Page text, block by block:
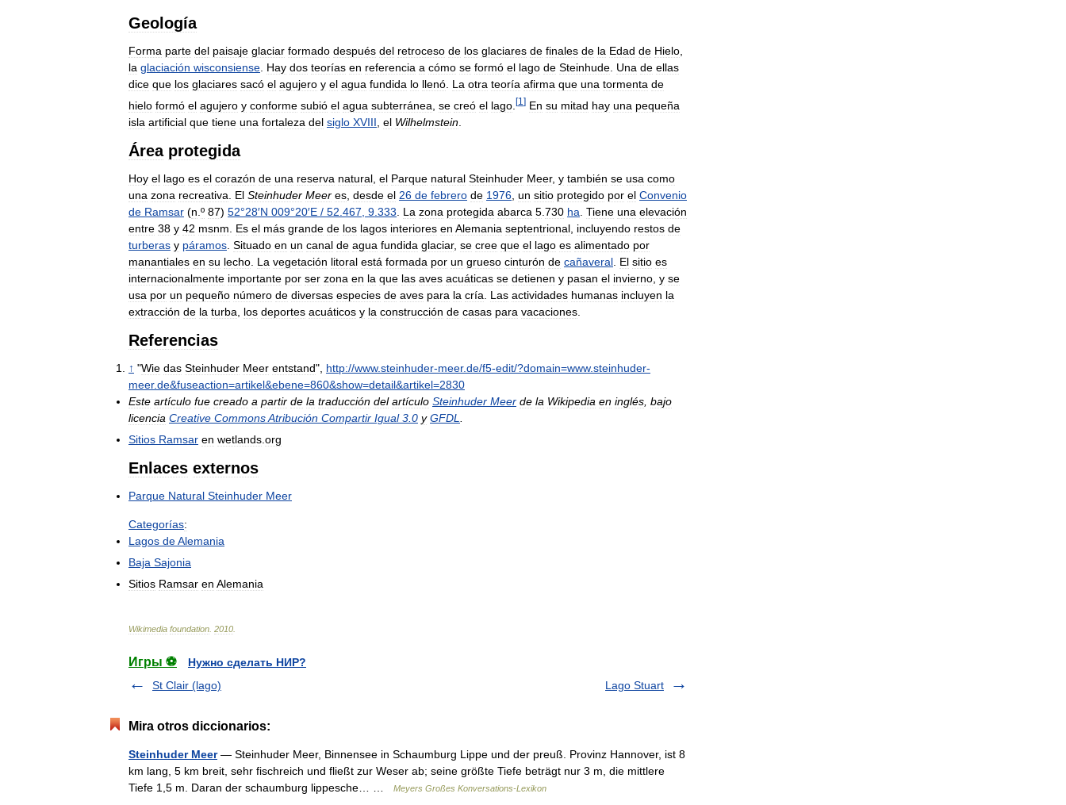
Geología
Forma parte del paisaje glaciar formado después del retroceso de los glaciares de finales de la Edad de Hielo
la glaciación wisconsiense Hay dos teorías en referencia a cómo se formó el lago de Steinhude Una de ellas
dice que los glaciares sacó el agujero y el agua fundida lo llenó La otra teoría afirma que una tormenta de
hielo formó el agujero y conforme subió el agua subterránea se creó el lago [1 ] En su mitad hay una pequeña
isla artificial que tiene una fortaleza del siglo XVIII el Wilhelmstein
Área protegida
Hoy el lago es el corazón de una reserva natural el Parque natural Steinhuder Meer, y también se usa como
una zona recreativa El Steinhuder Meer es desde el 26 de febrero de 1976 un sitio protegido por el Convenio
de Ramsar (n º 87) 52°28′N 009°20′E / 52 467 9 333 La zona protegida abarca 5 730 ha Tiene una elevación
entre 38 y 42 msnm Es el más grande de los lagos interiores en Alemania septentrional incluyendo restos de
turberas y páramos Situado en un canal de agua fundida glaciar, se cree que el lago es alimentado por
manantiales en su lecho La vegetación litoral está formada por un grueso cinturón de cañaveral El sitio es
internacionalmente importante por ser zona en la que las aves acuáticas se detienen y pasan el invierno y se
usa por un pequeño número de diversas especies de aves para la cría Las actividades humanas incluyen la
extracción de la turba los deportes acuáticos y la construcción de casas para vacaciones
Referencias
↑ "Wie das Steinhuder Meer entstand", http://www.steinhuder-meer.de/f5-edit/?domain=www.steinhuder-
meer.de&fuseaction=artikel&ebene=860&show=detail&artikel=2830
Este artículo fue creado a partir de la traducción del artículo Steinhuder Meer de la Wikipedia en inglés bajo
licencia Creative CommonsAtribución Compartir Igual 3 0 y GFDL
Sitios Ramsar en wetlands org
Enlaces externos
Parque Natural Steinhuder Meer
Categorías:
Lagos deAlemania
Baja Sajonia
Sitios Ramsar en Alemania
Wikimedia foundation 2010
Игры ⚽
Нужно сделать НИР?
St Clair (lago)
Lago Stuart
Mira otros diccionarios:
Steinhuder Meer— Steinhuder Meer, Binnensee in Schaumburg Lippe und der preuß. Provinz Hannover, ist 8
km lang, 5 km breit, sehr fischreich und fließt zur Weser ab; seine größte Tiefe beträgt nur 3 m, die mittlere
Tiefe 1,5 m. Daran der schaumburg lippesche… …
Meyers Großes Konversations-Lexikon